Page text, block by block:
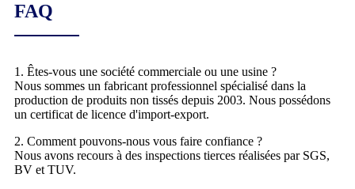
FAQ
1. Êtes-vous une société commerciale ou une usine ?
Nous sommes un fabricant professionnel spécialisé dans la
production de produits non tissés depuis 2003. Nous possédons
un certificat de licence d'import-export.
2. Comment pouvons-nous vous faire confiance ?
Nous avons recours à des inspections tierces réalisées par SGS,
BV et TUV.